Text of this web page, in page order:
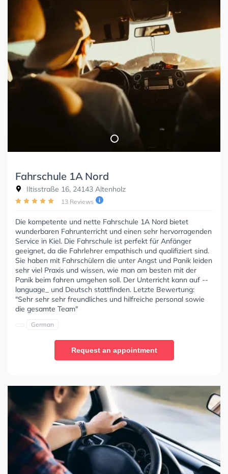
Fahrschule 1A Nord
Iltisstraße 16, 24143 Altenholz
13 Reviews
Die kompetente und nette Fahrschule 1A Nord bietet
wunderbaren Fahrunterricht und einen sehr hervorragenden
Service in Kiel. Die Fahrschule ist perfekt für Anfänger
geeignet, da die Fahrlehrer empathisch und qualifiziert sind.
Sie haben mit Fahrschülern die unter Angst und Panik leiden
sehr viel Praxis und wissen, wie man am besten mit der
Panik beim fahren umgehen soll. Der Unterricht kann auf --
language_ und Deutsch stattfinden. Letzte Bewertung:
"Sehr sehr sehr freundliches und hilfreiche personal sowie
die gesamte Team"
German
Request an appointment